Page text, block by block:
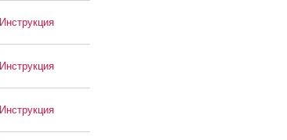
Инструкция
Инструкция
Инструкция